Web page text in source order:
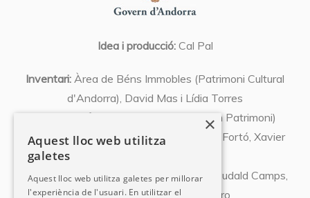
Idea i producció:Cal Pal
Inventari: Àrea de Béns Immobles (Patrimoni Cultural
d'Andorra), David Mas i Lídia Torres
Coordinació:
Xavier Llovera (Expert en Patrimoni)
Textos:Olivier Codina, Josep Font, Abel Fortó, Xavier
Albert Pujal, Miquel Orovio, David Mas, Eudald Camps,
Pedro Azara, Natàlia Chocarro
×
Aquest lloc web utilitza
galetes
Aquest lloc web utilitza galetes per millorar
l'experiència de l'usuari. En utilitzar el